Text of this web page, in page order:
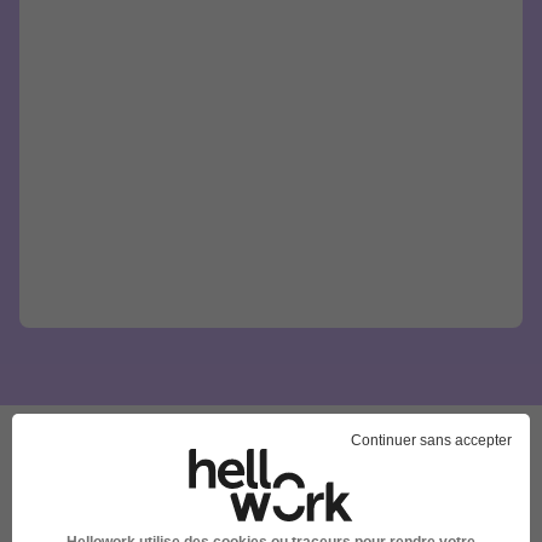
Ces offres pourraient aussi
vous intéresser
Continuer sans accepter